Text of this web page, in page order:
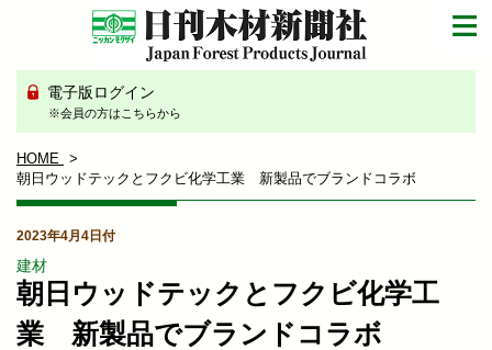
電子版ログイン
※会員の方はこちらから
HOME
朝日ウッドテックとフクビ化学工業 新製品でブランドコラボ
2023年4月4日付
建材
朝日ウッドテックとフクビ化学工
業 新製品でブランドコラボ